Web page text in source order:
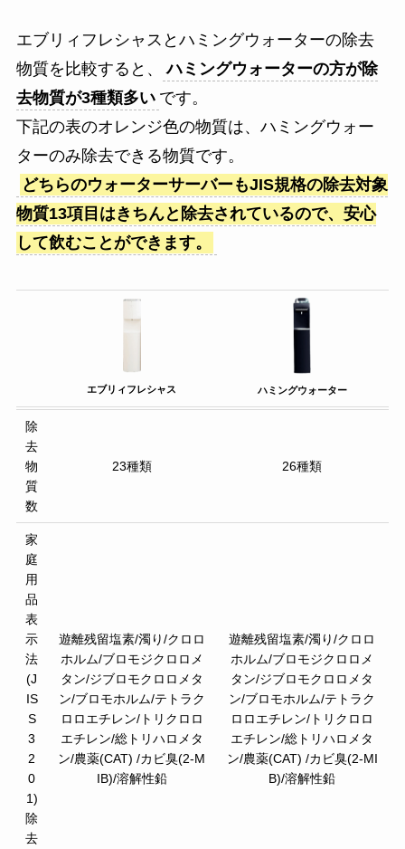
エブリィフレシャスとハミングウォーターの除去
物質を比較すると、
ハミングウォーターの方が除
去物質が3種類多い です。
下記の表のオレンジ色の物質は、ハミングウォー
ターのみ除去できる物質です。
どちらのウォーターサーバーもJIS規格の除去対象
物質13項目はきちんと除去されているので、安心
して飲むことができます。
エブリィフレシャス ハミングウォーター
除
去
物
質
数
23種類 26種類
家
庭
用
品
表
示
法
(J
IS
S
3
2
0
1)
除
去
遊離残留塩素/濁り/クロロ
ホルム/ブロモジクロロメ
タン/ジブロモクロロメタ
ン/ブロモホルム/テトラク
ロロエチレン/トリクロロ
エチレン/総トリハロメタ
ン/農薬(CAT) /カビ臭(2-M
IB)/溶解性鉛
遊離残留塩素/濁り/クロロ
ホルム/ブロモジクロロメ
タン/ジブロモクロロメタ
ン/ブロモホルム/テトラク
ロロエチレン/トリクロロ
エチレン/総トリハロメタ
ン/農薬(CAT) /カビ臭(2-MI
B)/溶解性鉛